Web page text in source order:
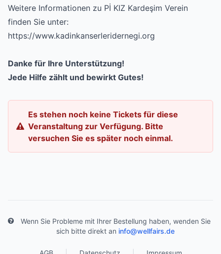
Weitere Informationen zu Pİ KIZ Kardeşim Verein
finden Sie unter:
https://www.kadinkanserleridernegi.org
Danke für Ihre Unterstützung!
Jede Hilfe zählt und bewirkt Gutes!
Es stehen noch keine Tickets für diese
Veranstaltung zur Verfügung. Bitte
versuchen Sie es später noch einmal.
Wenn Sie Probleme mit Ihrer Bestellung haben, wenden Sie
sich bitte direkt an info@wellfairs.de